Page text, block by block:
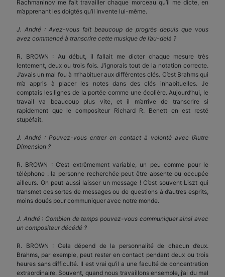
Rachmaninov me fait travailler chaque morceau qu’il me dicte, en
m’apprenant les doigtés qu’il invente lui-même.
J. André : Avez-vous fait beaucoup de progrès depuis que vous
avez commencé à transcrire cette musique de l’au-delà ?
R. BROWN : Au début, il fallait me dicter chaque mesure très
lentement, deux ou trois fois. J’ignorais tout de la notation correcte.
J’avais un mal fou à m’habituer aux différentes clés. C’est Brahms qui
m’a appris à placer les notes dans des clés inhabituelles. Je
comptais les lignes de la portée comme une écolière. Aujourd’hui, le
travail va beaucoup plus vite, et il m’arrive de transcrire si
rapidement que le compositeur Richard R. Benett en est resté
stupéfait.
J. André : Pouvez-vous entrer en contact à volonté avec l’Autre
Dimension ?
R. BROWN : C’est extrêmement variable, un peu comme pour le
téléphone : la personne recherchée peut être absente ou occupée
ailleurs. On peut aussi laisser un message ! C’est souvent Liszt qui
transmet ces sortes de messages ou de questions à d’autres esprits,
moins doués pour communiquer avec notre monde.
J. André : Combien de temps pouvez-vous communiquer ainsi avec
un compositeur décédé ?
R. BROWN : Cela dépend de la personnalité de chacun d’eux.
Brahms, par exemple, peut rester en contact pendant deux ou trois
heures sans difficulté. Il est vrai qu’il a une faculté de concentration
extraordinaire. Souvent, quand nous travaillons ensemble, j’ai du mal